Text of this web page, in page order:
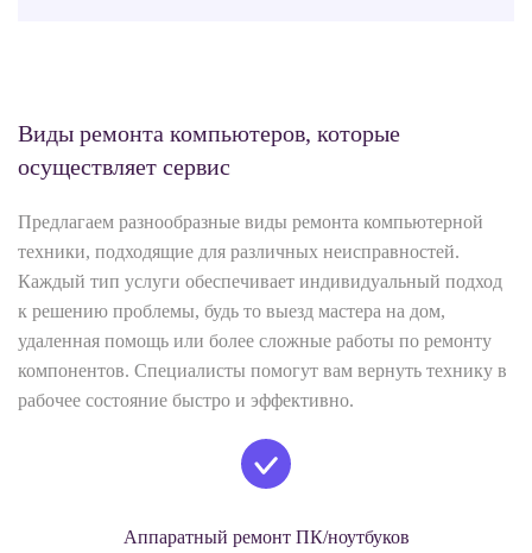
Виды ремонта компьютеров, которые
осуществляет сервис
Предлагаем разнообразные виды ремонта компьютерной
техники, подходящие для различных неисправностей.
Каждый тип услуги обеспечивает индивидуальный подход
к решению проблемы, будь то выезд мастера на дом,
удаленная помощь или более сложные работы по ремонту
компонентов. Специалисты помогут вам вернуть технику в
рабочее состояние быстро и эффективно.
Аппаратный ремонт ПК/ноутбуков